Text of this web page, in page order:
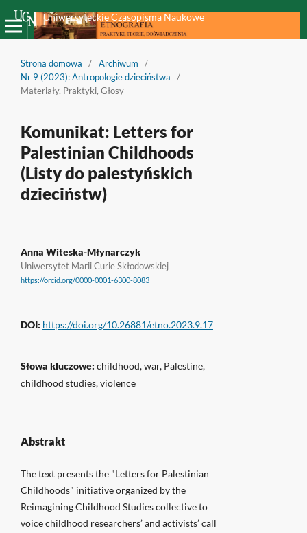
Uniwersyteckie Czasopisma Naukowe
Strona domowa / Archiwum
/
Nr 9 (2023): Antropologie dzieciństwa
/
Materiały, Praktyki, Głosy
Komunikat: Letters for
Palestinian Childhoods
(Listy do palestyńskich
dzieciństw)
Anna Witeska-Młynarczyk
Uniwersytet Marii Curie Skłodowskiej
https://orcid.org/0000-0001-6300-8083
DOI: https://doi.org/10.26881/etno.2023.9.17
Słowa kluczowe: childhood, war, Palestine,
childhood studies, violence
Abstrakt
The text presents the "Letters for Palestinian
Childhoods" initiative organized by the
Reimagining Childhood Studies collective to
voice childhood researchers’ and activists’ call